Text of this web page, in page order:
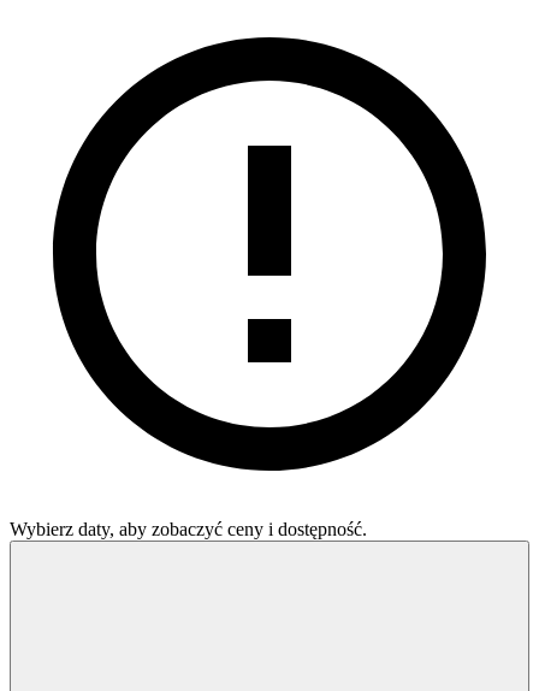
Wybierz daty, aby zobaczyć ceny i dostępność.